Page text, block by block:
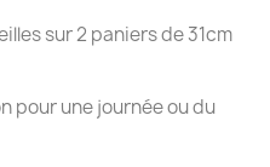
sur 2 paniers de 31cm
pour une journée ou du